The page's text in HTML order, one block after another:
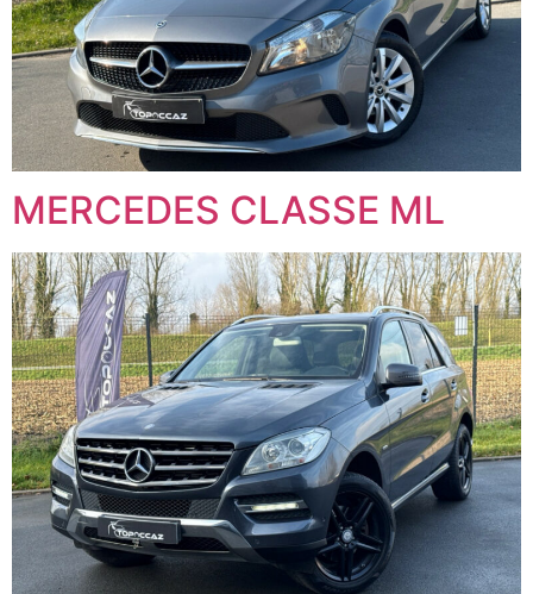
MERCEDES CLASSE ML